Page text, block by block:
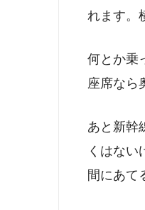
れます。
何とか乗
座席なら
あと新幹
くはない
間にあて